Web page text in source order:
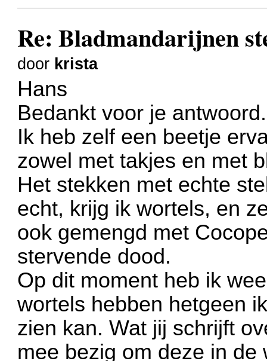
Re: Bladmandarijnen
door krista
Hans
Bedankt voor je antwoord.
Ik heb zelf een beetje
zowel met takjes en met
Het stekken met echte
echt, krijg ik wortels, en
ook gemengd met
stervende dood.
Op dit moment heb ik
wortels hebben hetgeen
zien kan. Wat jij schrijft
mee bezig om deze in